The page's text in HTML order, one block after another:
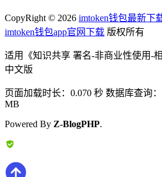
CopyRight © 2026 imtoken钱包最新下
imtoken钱包app官网下载 版权所有
适用《知识共享 署名-非商业性使用-
中文版
页面加载时长：0.070 秒 数据库查询
MB
Powered By Z-BlogPHP.